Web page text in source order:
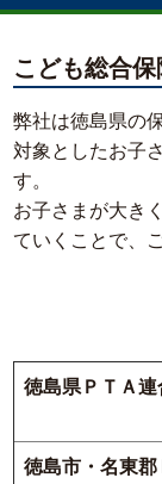
こども総合保
弊社は徳島県の
対象としたお子
す。
お子さまが大き
ていくことで、
徳島県ＰＴＡ連
徳島市・名東